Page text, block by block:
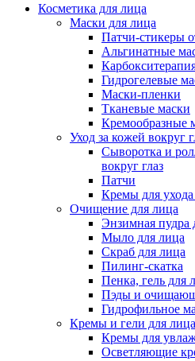
Косметика для лица
Маски для лица
Патчи-стикеры
Альгинатные
Гидрогелевые
Маски-пленки
Тканевые маски
Кремообразные
Уход за кожей вокруг
Сыворотка и
вокруг глаз
Патчи
Кремы для ухода
Очищение для лица
Энзимная пудра
Мыло для лица
Скраб для лица
Пилинг-скатка
Пенка, гель для
Пэды и
Гидрофильное
Кремы и гели для лица
Кремы для
Осветляющие